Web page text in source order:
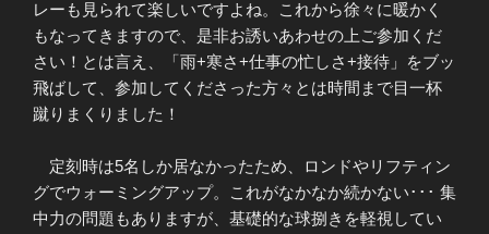
レーも見られて楽しいですよね。これから徐々に暖かく
もなってきますので、是非お誘いあわせの上ご参加くだ
さい！とは言え、「雨+寒さ+仕事の忙しさ+接待」をブッ
飛ばして、参加してくださった方々とは時間まで目一杯
蹴りまくりました！
定刻時は5名しか居なかったため、ロンドやリフティン
グでウォーミングアップ。これがなかなか続かない･･･ 集
中力の問題もありますが、基礎的な球捌きを軽視してい